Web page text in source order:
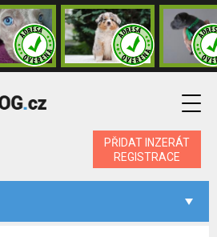
PŘIDAT INZERÁT
REGISTRACE